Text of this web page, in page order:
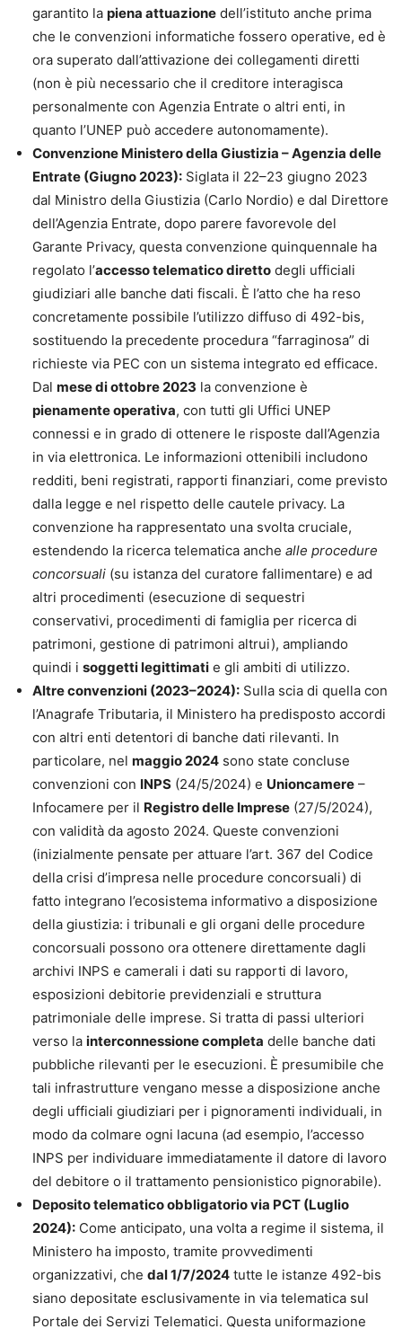
garantito la piena attuazione dell’istituto anche prima
che le convenzioni informatiche fossero operative, ed è
ora superato dall’attivazione dei collegamenti diretti
(non è più necessario che il creditore interagisca
personalmente con Agenzia Entrate o altri enti, in
quanto l’UNEP può accedere autonomamente).
Convenzione Ministero della Giustizia – Agenzia delle
Entrate (Giugno 2023): Siglata il 22–23 giugno 2023
dal Ministro della Giustizia (Carlo Nordio) e dal Direttore
dell’Agenzia Entrate, dopo parere favorevole del
Garante Privacy, questa convenzione quinquennale ha
regolato l’accesso telematico diretto degli ufficiali
giudiziari alle banche dati fiscali. È l’atto che ha reso
concretamente possibile l’utilizzo diffuso di 492-bis,
sostituendo la precedente procedura “farraginosa” di
richieste via PEC con un sistema integrato ed efficace.
Dal mese di ottobre 2023 la convenzione è
pienamente operativa, con tutti gli Uffici UNEP
connessi e in grado di ottenere le risposte dall’Agenzia
in via elettronica. Le informazioni ottenibili includono
redditi, beni registrati, rapporti finanziari, come previsto
dalla legge e nel rispetto delle cautele privacy. La
convenzione ha rappresentato una svolta cruciale,
estendendo la ricerca telematica anche alle procedure
concorsuali (su istanza del curatore fallimentare) e ad
altri procedimenti (esecuzione di sequestri
conservativi, procedimenti di famiglia per ricerca di
patrimoni, gestione di patrimoni altrui), ampliando
quindi i soggetti legittimati e gli ambiti di utilizzo.
Altre convenzioni (2023–2024): Sulla scia di quella con
l’Anagrafe Tributaria, il Ministero ha predisposto accordi
con altri enti detentori di banche dati rilevanti. In
particolare, nel maggio 2024 sono state concluse
convenzioni con INPS (24/5/2024) e Unioncamere –
Infocamere per il Registro delle Imprese (27/5/2024),
con validità da agosto 2024. Queste convenzioni
(inizialmente pensate per attuare l’art. 367 del Codice
della crisi d’impresa nelle procedure concorsuali) di
fatto integrano l’ecosistema informativo a disposizione
della giustizia: i tribunali e gli organi delle procedure
concorsuali possono ora ottenere direttamente dagli
archivi INPS e camerali i dati su rapporti di lavoro,
esposizioni debitorie previdenziali e struttura
patrimoniale delle imprese. Si tratta di passi ulteriori
verso la interconnessione completa delle banche dati
pubbliche rilevanti per le esecuzioni. È presumibile che
tali infrastrutture vengano messe a disposizione anche
degli ufficiali giudiziari per i pignoramenti individuali, in
modo da colmare ogni lacuna (ad esempio, l’accesso
INPS per individuare immediatamente il datore di lavoro
del debitore o il trattamento pensionistico pignorabile).
Deposito telematico obbligatorio via PCT (Luglio
2024): Come anticipato, una volta a regime il sistema, il
Ministero ha imposto, tramite provvedimenti
organizzativi, che dal 1/7/2024 tutte le istanze 492-bis
siano depositate esclusivamente in via telematica sul
Portale dei Servizi Telematici. Questa uniformazione